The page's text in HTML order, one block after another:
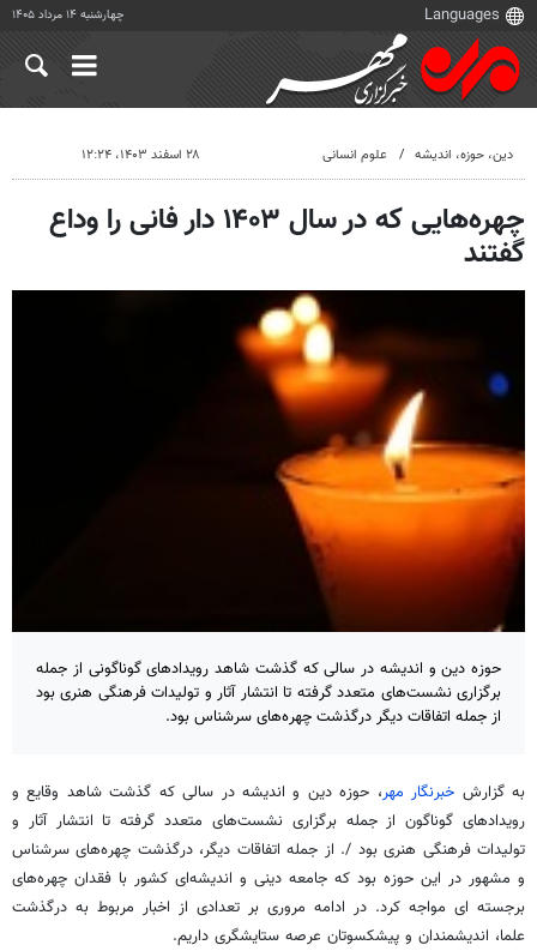
چهارشنبه ۱۴ مرداد ۱۴۰۵
دين، حوزه، انديشه علوم انسانی ۲۸ اسفند ۱۴۰۳، ۱۲:۲۴
چهره‌هایی که در سال ۱۴۰۳ دار فانی را وداع
گفتند
حوزه دین و اندیشه در سالی که گذشت شاهد رویدادهای گوناگونی از جمله
برگزاری نشست‌های متعدد گرفته تا انتشار آثار و تولیدات فرهنگی هنری بود
از جمله اتفاقات دیگر درگذشت چهره‌های سرشناس بود.
به گزارش خبرنگار مهر، حوزه دین و اندیشه در سالی که گذشت شاهد وقایع و
رویدادهای گوناگون از جمله برگزاری نشست‌های متعدد گرفته تا انتشار آثار و
تولیدات فرهنگی هنری بود /. از جمله اتفاقات دیگر، درگذشت چهره‌های سرشناس
و مشهور در این حوزه بود که جامعه دینی و اندیشه‌ای کشور با فقدان چهره‌های
برجسته ای مواجه کرد. در ادامه مروری بر تعدادی از اخبار مربوط به درگذشت
علما، اندیشمندان و پیشکسوتان عرصه ستایشگری داریم.